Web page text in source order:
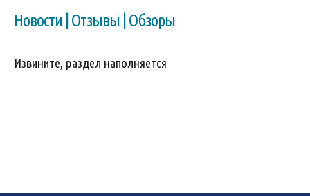
Новости | Отзывы | Обзоры
Извините, раздел наполняется